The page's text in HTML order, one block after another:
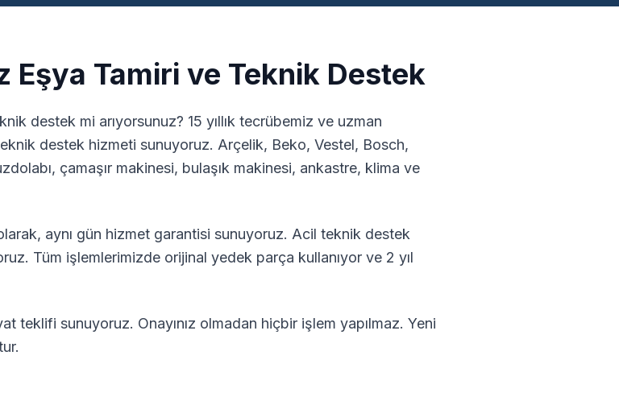
Eşya Tamiri ve Teknik Destek
destek mi arıyorsunuz? 15 yıllık tecrübemiz ve uzman
destek hizmeti sunuyoruz. Arçelik, Beko, Vestel, Bosch,
çamaşır makinesi, bulaşık makinesi, ankastre, klima ve
aynı gün hizmet garantisi sunuyoruz. Acil teknik destek
Tüm işlemlerimizde orijinal yedek parça kullanıyor ve 2 yıl
teklifi sunuyoruz. Onayınız olmadan hiçbir işlem yapılmaz. Yeni